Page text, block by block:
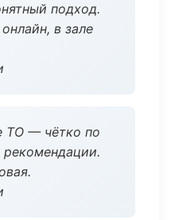
подход.
в зале
ТО — чётко по